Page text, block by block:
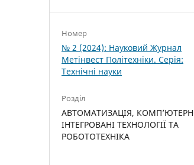
Номер
№ 2 (2024): Науковий Журнал
Метінвест Політехніки. Серія:
Технічні науки
Розділ
АВТОМАТИЗАЦІЯ,
ІНТЕГРОВАНІ ТЕХНОЛОГІЇ ТА
РОБОТОТЕХНІКА